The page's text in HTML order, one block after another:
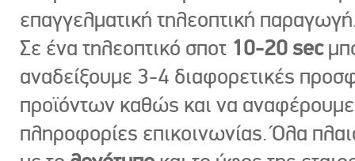
επαγγελματική τηλεοπτική
Σε ένα τηλεοπτικό σποτ 10-20 sec
αναδείξουμε 3-4 διαφορετικές
προϊόντων καθώς και να
πληροφορίες επικοινωνίας. Όλα